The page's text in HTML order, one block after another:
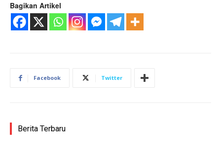
Bagikan Artikel
Facebook Twitter
Berita Terbaru